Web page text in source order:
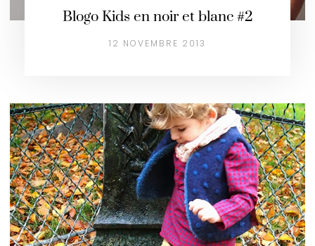
Blogo Kids en noir et blanc #2
12 NOVEMBRE 2013